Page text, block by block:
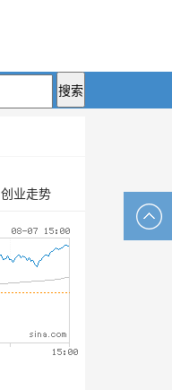
创业走势